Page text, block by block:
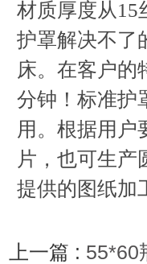
材质厚度从15
护罩解决不了
床。在客户的
分钟！标准护
用。根据用户
片，也可生产
提供的图纸加
上一篇 : 55*60